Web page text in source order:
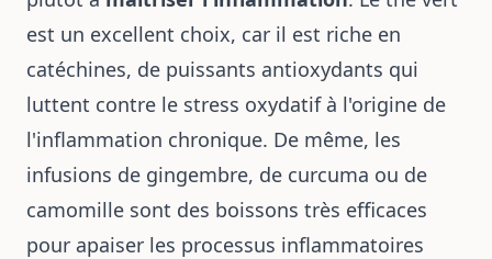
est un excellent choix, car il est riche en
catéchines, de puissants antioxydants qui
luttent contre le stress oxydatif à l'origine de
l'inflammation chronique. De même, les
infusions de gingembre, de curcuma ou de
camomille sont des boissons très efficaces
pour apaiser les processus inflammatoires